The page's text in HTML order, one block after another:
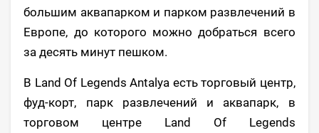
большим аквапарком и парком развлечений в
Европе, до которого можно добраться всего
за десять минут пешком.
В Land Of Legends Antalya есть торговый центр,
фуд-корт, парк развлечений и аквапарк, в
торговом центре Land Of Legends